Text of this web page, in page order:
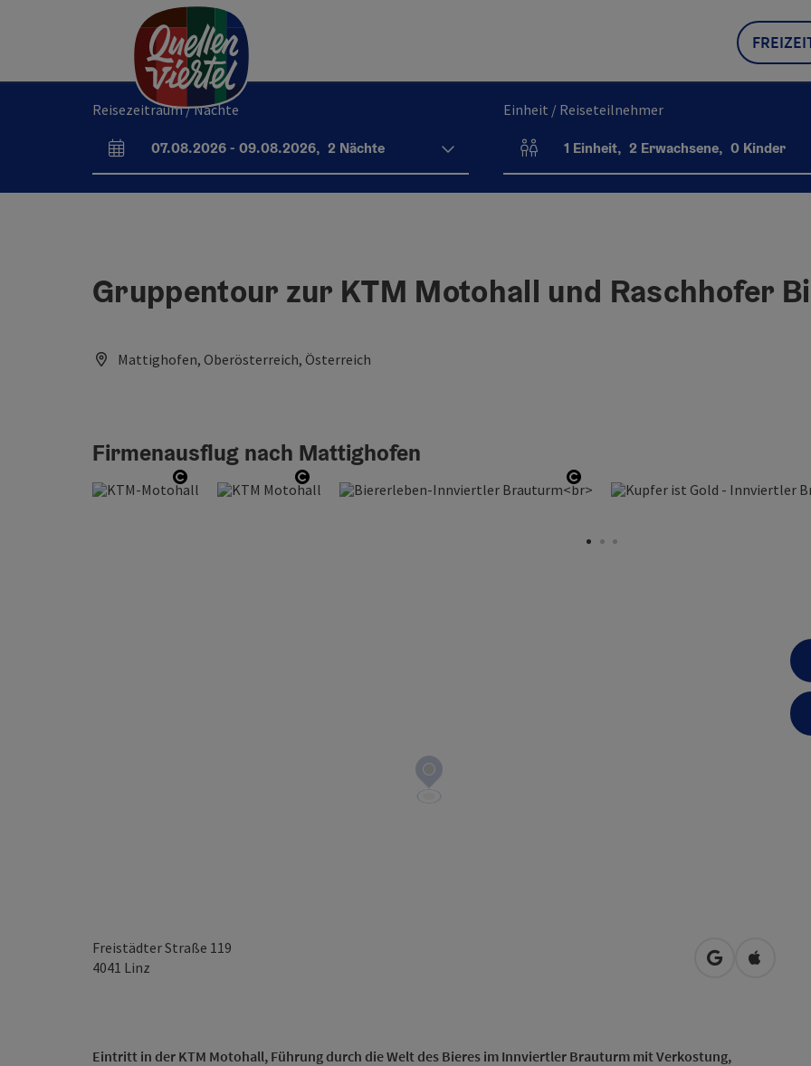
Accesskey
Accesskey
[1]
Zum SeitenanfangAccesskey
[2]
Reisezeitraum / Nächte
An- und Abreisefelder
07.08.2026- 09.08.2026, 2 Nächte
Einheit / Reiseteilnehmer
Einheitenanzahl und Personenfelder
1 Einheit, 2 Erwachsene, 0 Kinder
Gruppentour zur KTM Motohall und Raschhofer
Mattighofen, Oberösterreich, Österreich
Firmenausflug nach Mattighofen
Copyright öffnenCopyright öffnen Copyright öffnen
Freistädter Straße 119
4041 Linz in Googlein Apple
Eintritt in der KTM Motohall, Führung durch die Welt des Bieres im Innviertler Brauturm mit Verkostung,